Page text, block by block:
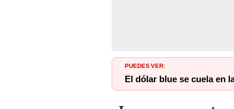
PUEDES VER:
El dólar blue se cuela en